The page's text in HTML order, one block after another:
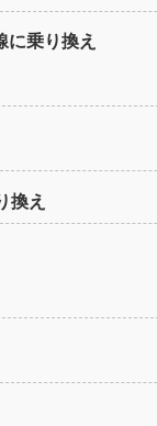
乗り換え
換え